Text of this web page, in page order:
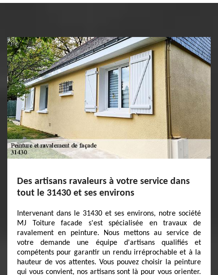
Des artisans ravaleurs à votre service dans
tout le 31430 et ses environs
Intervenant dans le 31430 et ses environs, notre société
MJ Toiture facade s'est spécialisée en travaux de
ravalement en peinture. Nous mettons au service de
votre demande une équipe d'artisans qualifiés et
compétents pour garantir un rendu irréprochable et à la
hauteur de vos attentes. Vous pouvez choisir la peinture
qui vous convient, nos artisans sont là pour vous orienter.